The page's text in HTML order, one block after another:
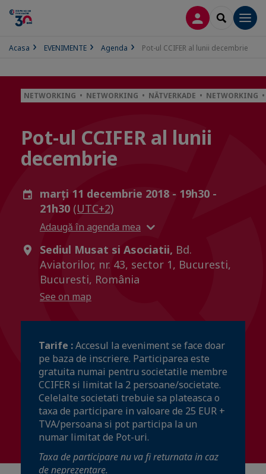
CONECTARE
SEARCH
Acasa EVENIMENTE Agenda Pot-ul CCIFER al lunii decembrie
NETWORKING • NETWORKING • NÄTVERKADE •
Pot-ul CCIFER al lunii
decembrie
marți 11 decembrie 2018 - 19h30 -
21h30 (UTC+2)
Adaugă în agenda mea
Sediul Musat si Asociatii, Bd.
Aviatorilor, nr. 43, sector 1, Bucuresti,
Bucuresti, România
See on map
Tarife :Accesul la eveniment se face doar
pe baza de inscriere. Participarea este
gratuita numai pentru societatile membre
CCIFER si limitat la 2 persoane/societate.
Celelalte societati trebuie sa plateasca o
taxa de participare in valoare de 25 EUR +
TVA/persoana si pot participa la un
numar limitat de Pot-uri.
Taxa de participare nu va fi returnata in caz
de neprezentare.